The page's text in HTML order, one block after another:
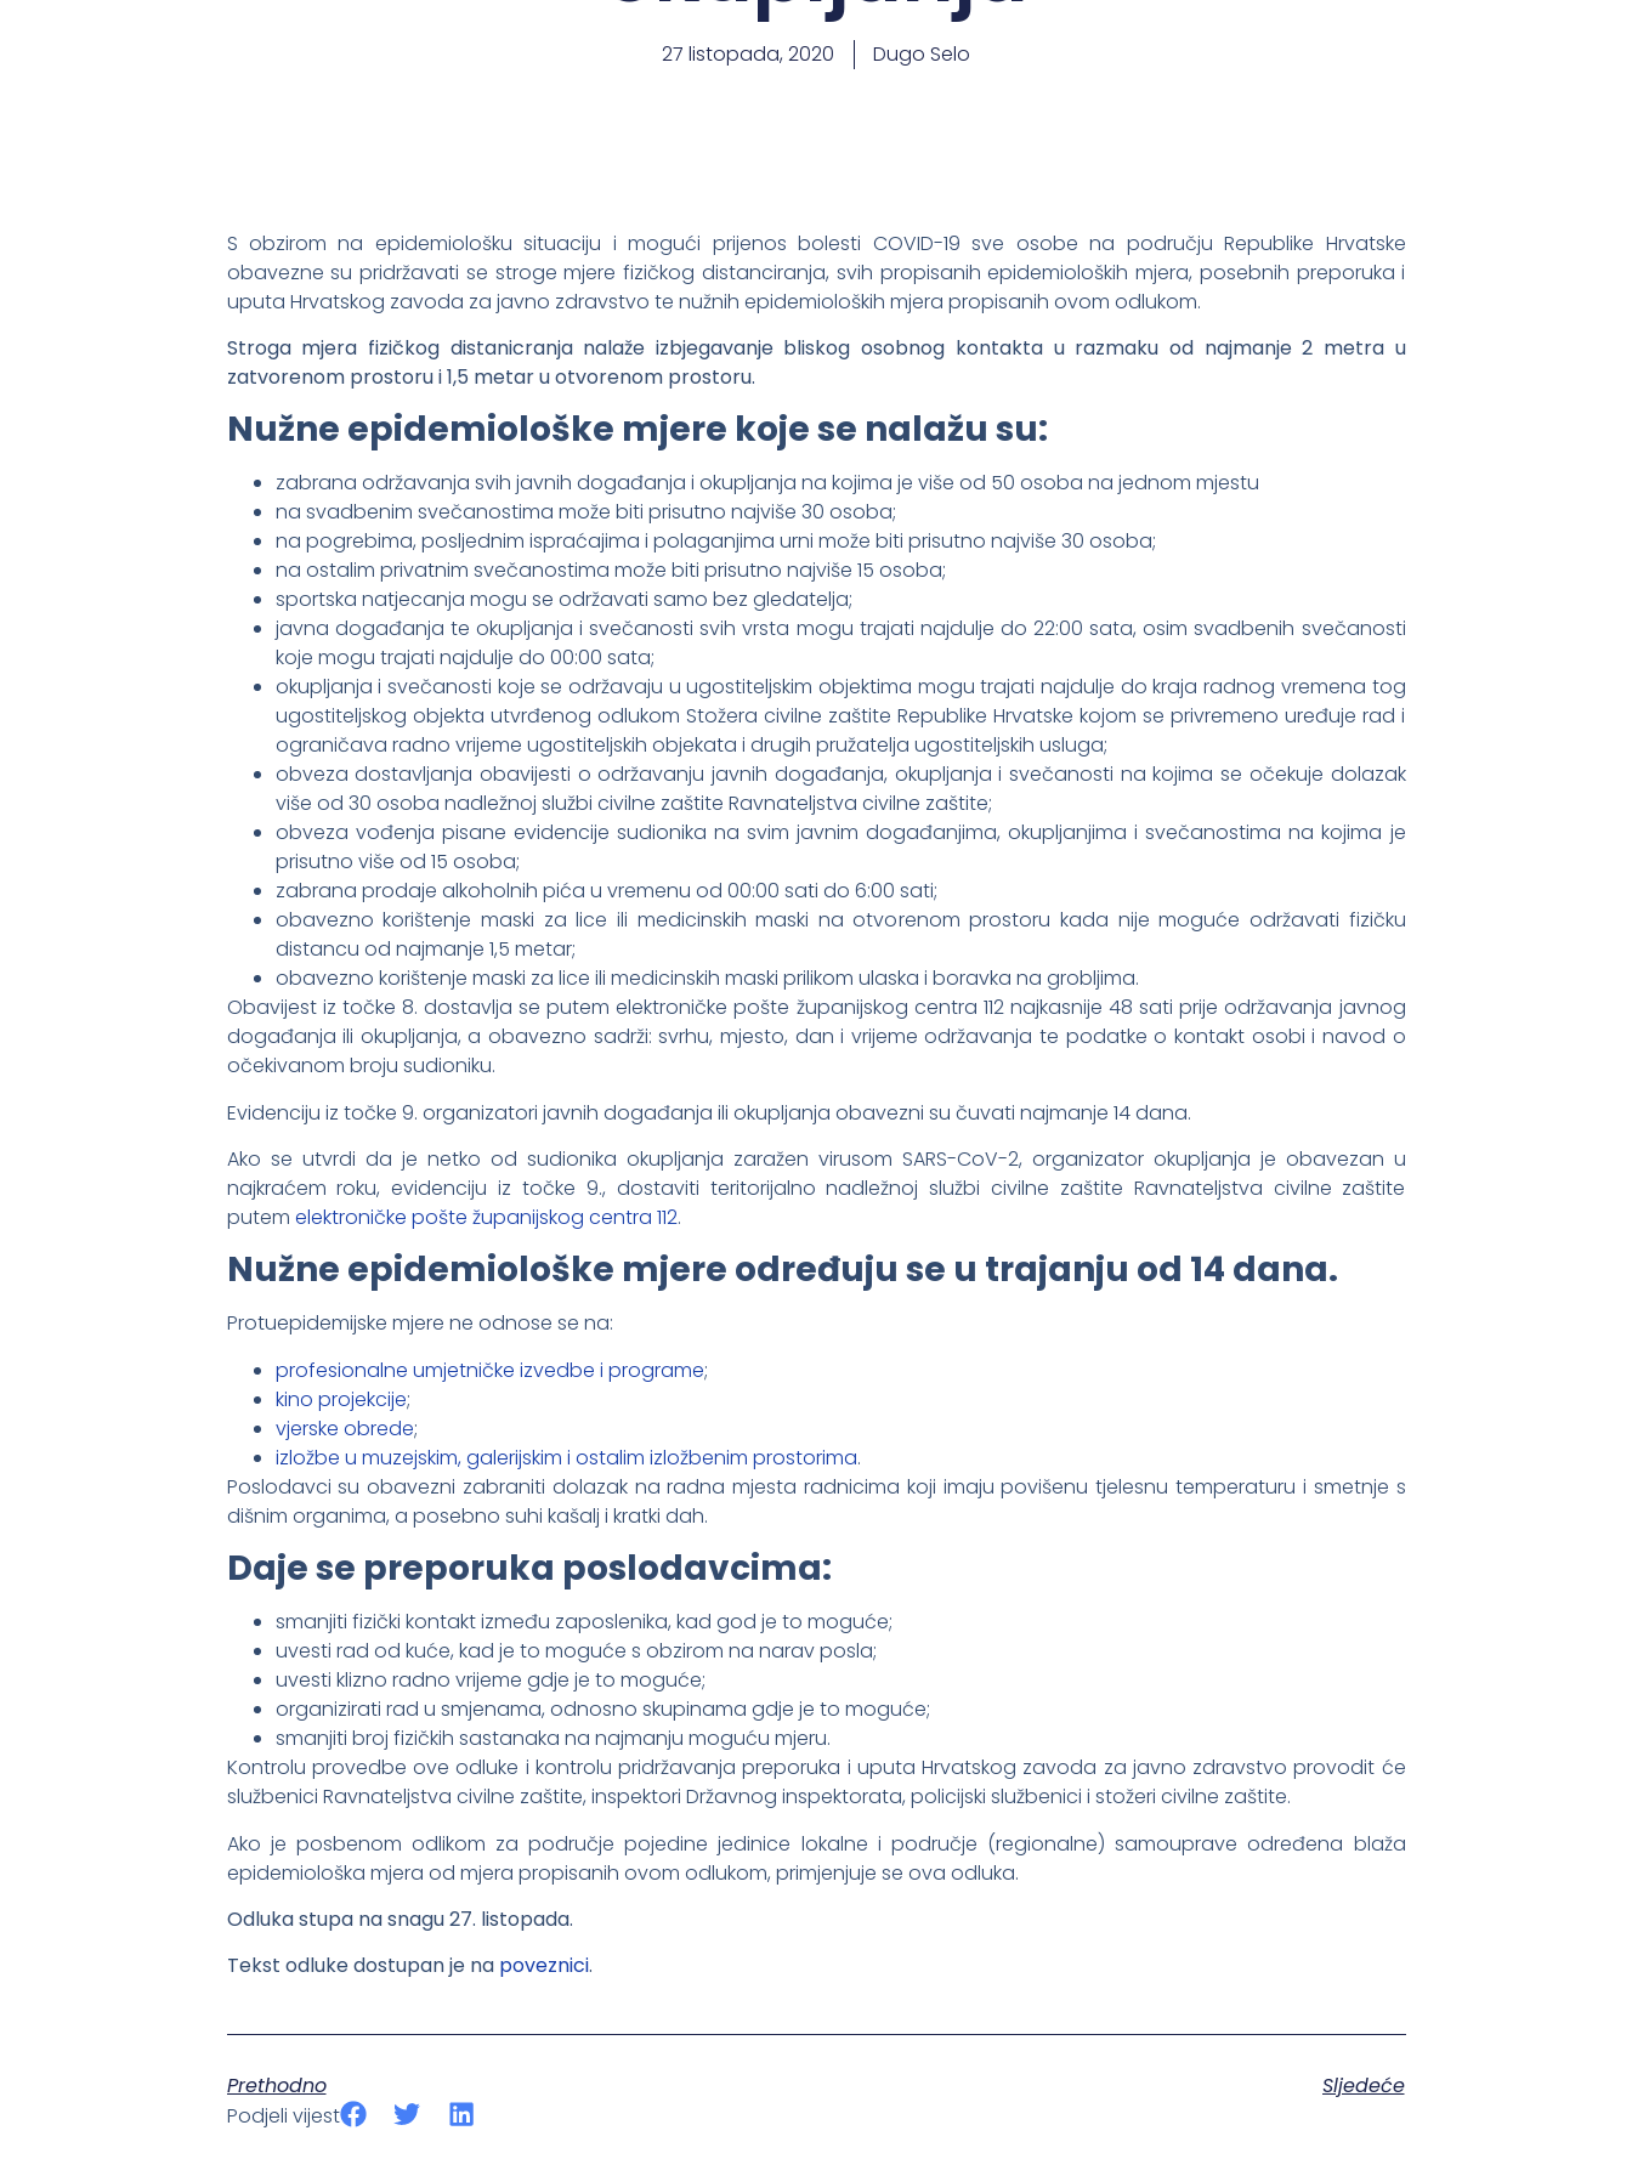
27 listopada, 2020 Dugo Selo
S obzirom na epidemiološku situaciju i mogući prijenos bolesti COVID-19 sve osobe na području Republike Hrvatske
obavezne su pridržavati se stroge mjere fizičkog distanciranja, svih propisanih epidemioloških mjera, posebnih preporuka i
uputa Hrvatskog zavoda za javno zdravstvo te nužnih epidemioloških mjera propisanih ovom odlukom.
Stroga mjera fizičkog distanicranja nalaže izbjegavanje bliskog osobnog kontakta u razmaku od najmanje 2 metra u
zatvorenom prostoru i 1,5 metar u otvorenom prostoru.
Nužne epidemiološke mjere koje se nalažu su:
zabrana održavanja svih javnih događanja i okupljanja na kojima je više od 50 osoba na jednom mjestu
na svadbenim svečanostima može biti prisutno najviše 30 osoba;
na pogrebima, posljednim ispraćajima i polaganjima urni može biti prisutno najviše 30 osoba;
na ostalim privatnim svečanostima može biti prisutno najviše 15 osoba;
sportska natjecanja mogu se održavati samo bez gledatelja;
javna događanja te okupljanja i svečanosti svih vrsta mogu trajati najdulje do 22:00 sata, osim svadbenih svečanosti
koje mogu trajati najdulje do 00:00 sata;
okupljanja i svečanosti koje se održavaju u ugostiteljskim objektima mogu trajati najdulje do kraja radnog vremena tog
ugostiteljskog objekta utvrđenog odlukom Stožera civilne zaštite Republike Hrvatske kojom se privremeno uređuje rad i
ograničava radno vrijeme ugostiteljskih objekata i drugih pružatelja ugostiteljskih usluga;
obveza dostavljanja obavijesti o održavanju javnih događanja, okupljanja i svečanosti na kojima se očekuje dolazak
više od 30 osoba nadležnoj službi civilne zaštite Ravnateljstva civilne zaštite;
obveza vođenja pisane evidencije sudionika na svim javnim događanjima, okupljanjima i svečanostima na kojima je
prisutno više od 15 osoba;
zabrana prodaje alkoholnih pića u vremenu od 00:00 sati do 6:00 sati;
obavezno korištenje maski za lice ili medicinskih maski na otvorenom prostoru kada nije moguće održavati fizičku
distancu od najmanje 1,5 metar;
obavezno korištenje maski za lice ili medicinskih maski prilikom ulaska i boravka na grobljima.
Obavijest iz točke 8. dostavlja se putem elektroničke pošte županijskog centra 112 najkasnije 48 sati prije održavanja javnog
događanja ili okupljanja, a obavezno sadrži: svrhu, mjesto, dan i vrijeme održavanja te podatke o kontakt osobi i navod o
očekivanom broju sudioniku.
Evidenciju iz točke 9. organizatori javnih događanja ili okupljanja obavezni su čuvati najmanje 14 dana.
Ako se utvrdi da je netko od sudionika okupljanja zaražen virusom SARS-CoV-2, organizator okupljanja je obavezan u
najkraćem roku, evidenciju iz točke 9., dostaviti teritorijalno nadležnoj službi civilne zaštite Ravnateljstva civilne zaštite
putem elektroničke pošte županijskog centra 112.
Nužne epidemiološke mjere određuju se u trajanju od 14 dana.
Protuepidemijske mjere ne odnose se na:
profesionalne umjetničke izvedbe i programe;
kino projekcije;
vjerske obrede;
izložbe u muzejskim, galerijskim i ostalim izložbenim prostorima.
Poslodavci su obavezni zabraniti dolazak na radna mjesta radnicima koji imaju povišenu tjelesnu temperaturu i smetnje s
dišnim organima, a posebno suhi kašalj i kratki dah.
Daje se preporuka poslodavcima:
smanjiti fizički kontakt između zaposlenika, kad god je to moguće;
uvesti rad od kuće, kad je to moguće s obzirom na narav posla;
uvesti klizno radno vrijeme gdje je to moguće;
organizirati rad u smjenama, odnosno skupinama gdje je to moguće;
smanjiti broj fizičkih sastanaka na najmanju moguću mjeru.
Kontrolu provedbe ove odluke i kontrolu pridržavanja preporuka i uputa Hrvatskog zavoda za javno zdravstvo provodit će
službenici Ravnateljstva civilne zaštite, inspektori Državnog inspektorata, policijski službenici i stožeri civilne zaštite.
Ako je posbenom odlikom za područje pojedine jedinice lokalne i područje (regionalne) samouprave određena blaža
epidemiološka mjera od mjera propisanih ovom odlukom, primjenjuje se ova odluka.
Odluka stupa na snagu 27. listopada.
Tekst odluke dostupan je na poveznici.
Prethodno
Sljedeće
Podjeli vijest